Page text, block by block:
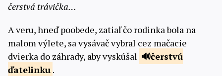
čerstvá trávička…
A veru, hneď poobede, zatiaľ čo rodinka bola na
malom výlete, sa vysávač vybral cez mačacie
dvierka do záhrady, aby vyskúšal
čerstvú
ďatelinku .